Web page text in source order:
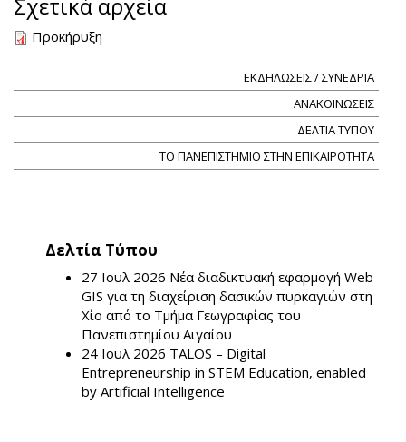
Προκήρυξη
ΕΚΔΗΛΩΣΕΙΣ / ΣΥΝΕΔΡΙΑ
ΑΝΑΚΟΙΝΩΣΕΙΣ
ΔΕΛΤΙΑ ΤΥΠΟΥ
ΤΟ ΠΑΝΕΠΙΣΤΗΜΙΟ ΣΤΗΝ ΕΠΙΚΑΙΡΟΤΗΤΑ
Δελτία Τύπου
27 Ιουλ 2026 Νέα διαδικτυακή εφαρμογή Web
GIS για τη διαχείριση δασικών πυρκαγιών στη
Χίο από το Τμήμα Γεωγραφίας του
Πανεπιστημίου Αιγαίου
24 Ιουλ 2026 TALOS – Digital
Entrepreneurship in STEM Education, enabled
by Artificial Intelligence